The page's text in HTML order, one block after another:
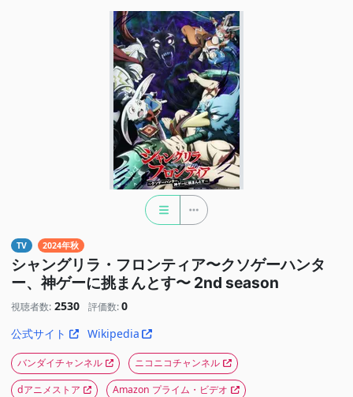
TV 2024年秋
シャングリラ・フロンティア〜クソゲーハンタ
ー、神ゲーに挑まんとす〜 2nd season
視聴者数: 2530 評価数: 0
公式サイト
Wikipedia
バンダイチャンネル
ニコニコチャンネル
dアニメストア
Amazon プライム・ビデオ